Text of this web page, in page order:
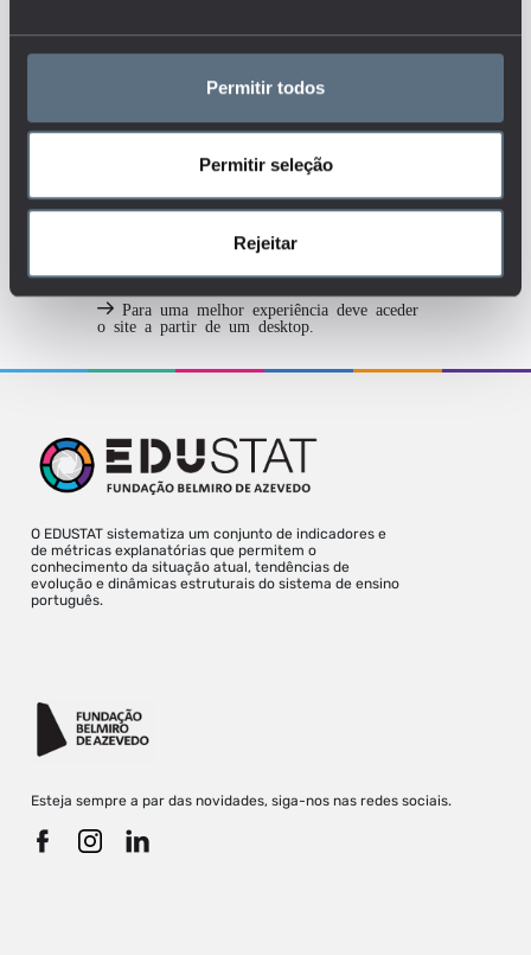
Permitir todos
Permitir seleção
Rejeitar
RECURSOS HUMANOS
MAIS DETALHES
Para uma melhor experiência deve aceder
o site a partir de um desktop.
O EDUSTAT sistematiza um conjunto de indicadores e
de métricas explanatórias que permitem o
conhecimento da situação atual, tendências de
evolução e dinâmicas estruturais do sistema de ensino
português.
Esteja sempre a par das novidades, siga-nos nas redes sociais.